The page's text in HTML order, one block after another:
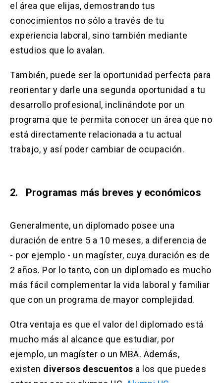
el área que elijas, demostrando tus
conocimientos no sólo a través de tu
experiencia laboral, sino también mediante
estudios que lo avalan.
También, puede ser la oportunidad perfecta para
reorientar y darle una segunda oportunidad a tu
desarrollo profesional, inclinándote por un
programa que te permita conocer un área que no
está directamente relacionada a tu actual
trabajo, y así poder cambiar de ocupación.
2. Programas más breves y económicos
Generalmente, un diplomado posee una
duración de entre 5 a 10 meses, a diferencia de
- por ejemplo - un magíster, cuya duración es de
2 años. Por lo tanto, con un diplomado es mucho
más fácil complementar la vida laboral y familiar
que con un programa de mayor complejidad.
Otra ventaja es que el valor del diplomado está
mucho más al alcance que estudiar, por
ejemplo, un magíster o un MBA. Además,
existen diversos descuentos a los que puedes